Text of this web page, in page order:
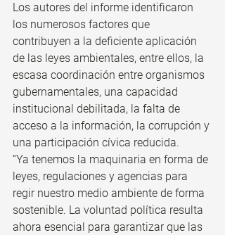
Los autores del informe identificaron
los numerosos factores que
contribuyen a la deficiente aplicación
de las leyes ambientales, entre ellos, la
escasa coordinación entre organismos
gubernamentales, una capacidad
institucional debilitada, la falta de
acceso a la información, la corrupción y
una participación cívica reducida.
“Ya tenemos la maquinaria en forma de
leyes, regulaciones y agencias para
regir nuestro medio ambiente de forma
sostenible. La voluntad política resulta
ahora esencial para garantizar que las